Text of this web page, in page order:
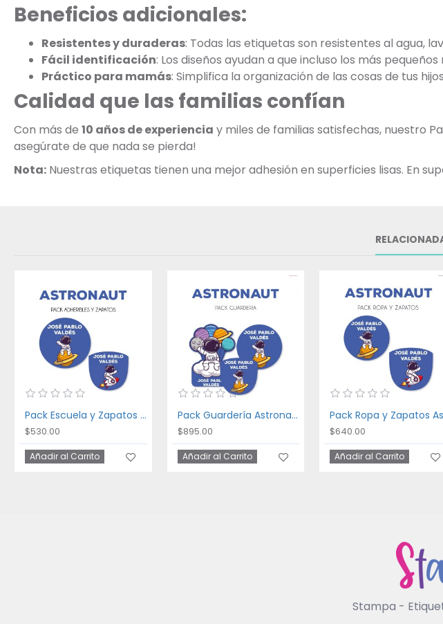
Beneficios adicionales:
Resistentes y duraderas: Todas las etiquetas son resistentes al agua,
Fácil identificación: Los diseños ayudan a que incluso los más
Práctico para mamás: Simplifica la organización de las cosas de tus
Calidad que las familias confían
Con más de 10 años de experiencia y miles de familias satisfechas, nuestro
asegúrate de que nada se pierda!
Nota: Nuestras etiquetas tienen una mejor adhesión en superficies lisas. En
Pack Escuela y Zapatos Astronaut
$530.00
Añadir al Carrito
Pack Guardería Astronaut
$895.00
Añadir al Carrito
$640.00
Añadir al Carrito
Stampa -